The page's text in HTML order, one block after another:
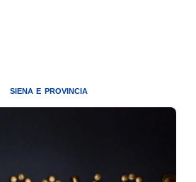
SIENA E PROVINCIA